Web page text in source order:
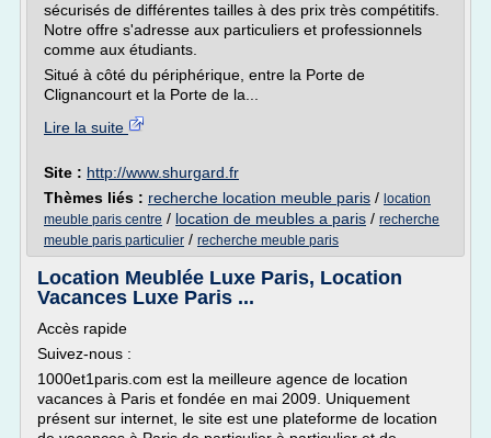
sécurisés de différentes tailles à des prix très compétitifs.
Notre offre s'adresse aux particuliers et professionnels
comme aux étudiants.
Situé à côté du périphérique, entre la Porte de
Clignancourt et la Porte de la...
Lire la suite
Site : http://www.shurgard.fr
Thèmes liés : recherche location meuble paris / location
meuble paris centre / location de meubles a paris / recherche
meuble paris particulier / recherche meuble paris
Location Meublée Luxe Paris, Location
Vacances Luxe Paris ...
Accès rapide
Suivez-nous :
1000et1paris.com est la meilleure agence de location
vacances à Paris et fondée en mai 2009. Uniquement
présent sur internet, le site est une plateforme de location